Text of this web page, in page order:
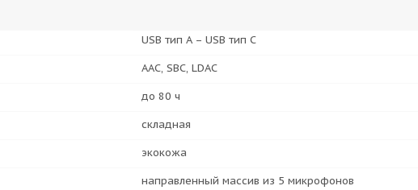
USB тип A – USB тип C
AAC, SBC, LDAC
до 80 ч
складная
экокожа
направленный массив из 5 микрофонов